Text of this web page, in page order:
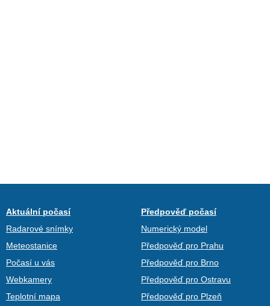
Aktuální počasí
Radarové snímky
Meteostanice
Počasí u vás
Webkamery
Teplotní mapa
Předpověď počasí
Numerický model
Předpověď pro Prahu
Předpověď pro Brno
Předpověď pro Ostravu
Předpověď pro Plzeň